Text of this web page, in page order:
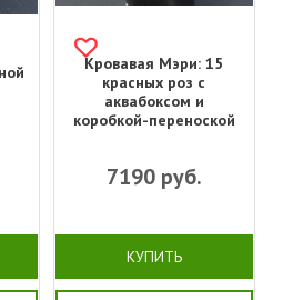
Кровавая Мэри: 15
красных роз с
аквабоксом и
коробкой-переноской
7190руб.
КУПИТЬ